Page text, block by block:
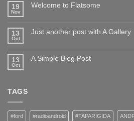
19
Nov
Welcome to Flatsome
13
Oct
Just another post with A Gallery
13
Oct
A Simple Blog Post
TAGS
#ford #radioandroid #TAPARIGIDA